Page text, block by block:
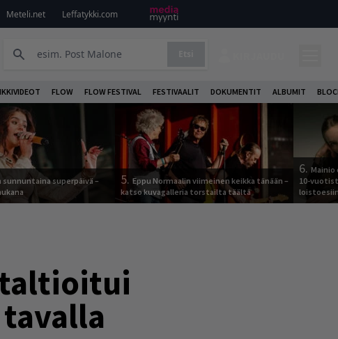
Meteli.net Leffatykki.com
FLOW FLOW FESTIVAL FESTIVAALIT DOKUMENTIT ALBUMIT
sunnuntaina superpäivä –
5. Eppu Normaalin viimeinen keikka tänään –
katso kuvagalleria torstailta täältä
6.
10-
taltioitui